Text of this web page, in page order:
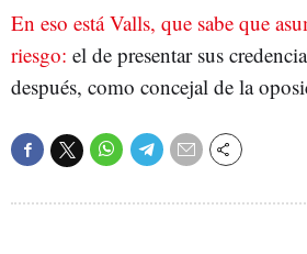
En eso está Valls, que sabe que
riesgo: el de presentar sus
después, como concejal de la